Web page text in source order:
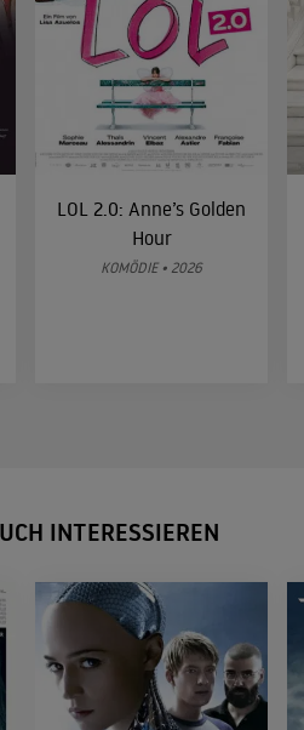
LOL 2.0: Anne’s Golden
Hour
KOMÖDIE • 2026
INTERESSIEREN